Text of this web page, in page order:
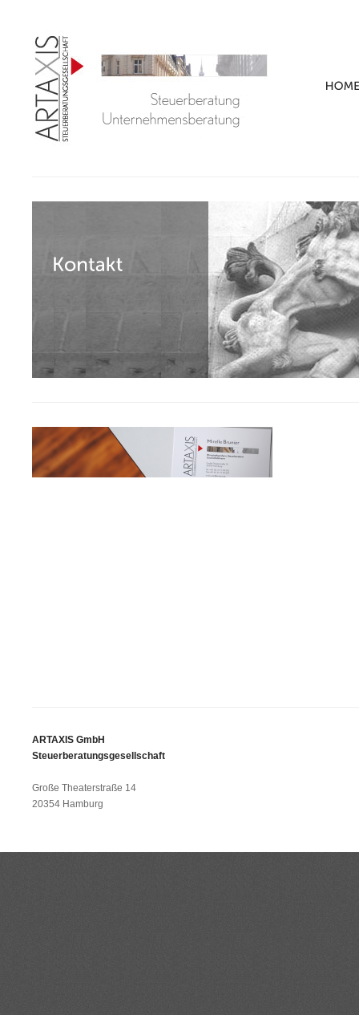
ARTAXIS GmbH
Steuerberatungsgesellschaft
Große Theaterstraße 14
20354 Hamburg